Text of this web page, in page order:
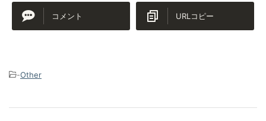
コメント URLコピー
-Other